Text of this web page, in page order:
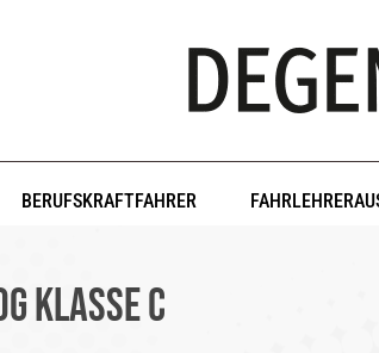
BERUFSKRAFTFAHRER
Klasse C